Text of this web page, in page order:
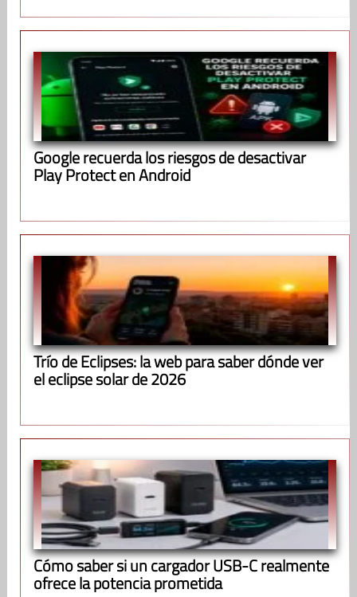
Google recuerda los riesgos de desactivar
Play Protect en Android
Trío de Eclipses: la web para saber dónde ver
el eclipse solar de 2026
Cómo saber si un cargador USB-C realmente
ofrece la potencia prometida